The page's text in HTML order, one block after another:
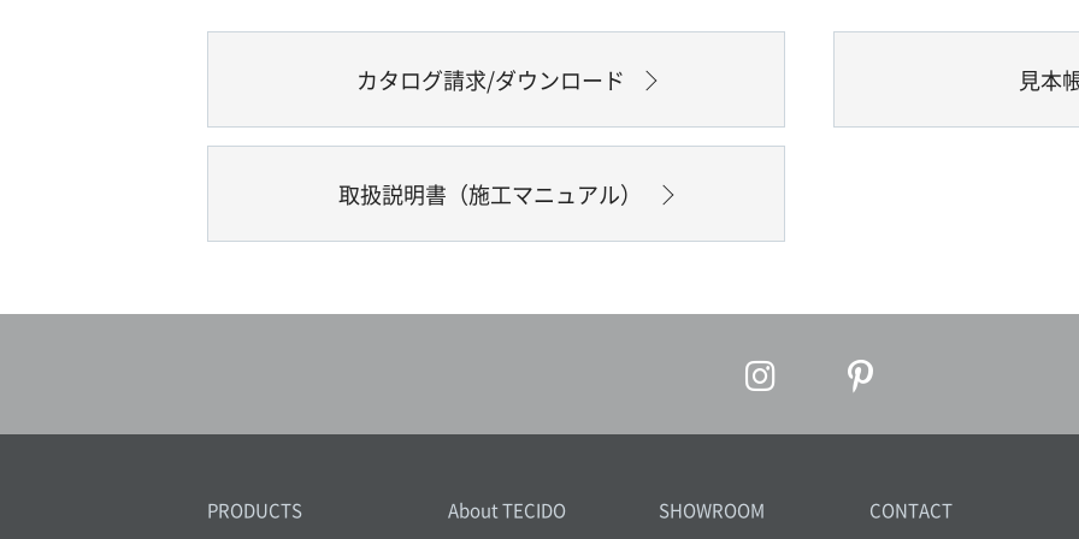
カタログ請求/ダウンロード 見本
取扱説明書（施工マニュアル）
PRODUCTS About TECIDO SHOWROOM CONTACT